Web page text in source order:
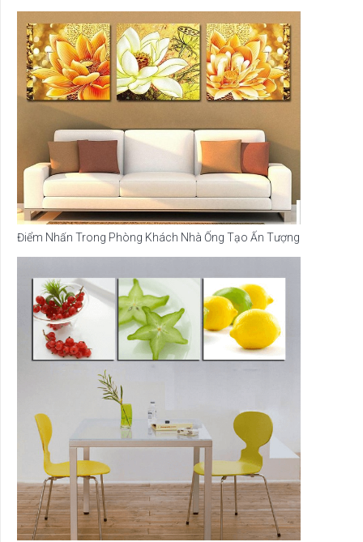
Điểm Nhấn Trong Phòng Khách Nhà Ống Tạo Ấn Tượng